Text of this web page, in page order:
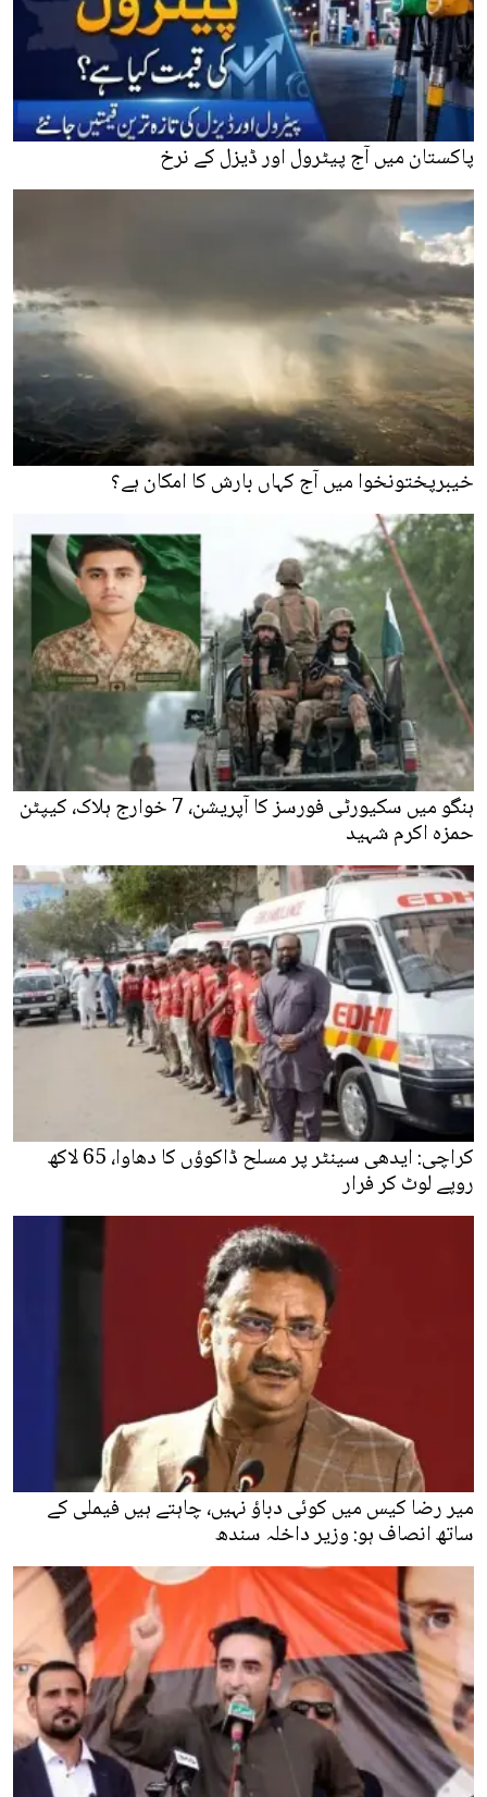
پاکستان میں آج پیٹرول اور ڈیزل کے نرخ
خیبرپختونخوا میں آج کہاں بارش کا امکان ہے؟
ہنگو میں سکیورٹی فورسز کا آپریشن، 7 خوارج ہلاک، کیپٹن
حمزہ اکرم شہید
کراچی: ایدھی سینٹر پر مسلح ڈاکوؤں کا دھاوا، 65 لاکھ
روپے لوٹ کر فرار
میر رضا کیس میں کوئی دباؤ نہیں، چاہتے ہیں فیملی کے
ساتھ انصاف ہو: وزیر داخلہ سندھ